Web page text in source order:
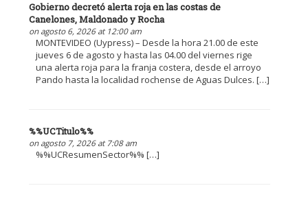
Gobierno decretó alerta roja en las costas de
Canelones, Maldonado y Rocha
on agosto 6, 2026 at 12:00 am
MONTEVIDEO (Uypress) – Desde la hora 21.00 de este
jueves 6 de agosto y hasta las 04.00 del viernes rige
una alerta roja para la franja costera, desde el arroyo
Pando hasta la localidad rochense de Aguas Dulces. […]
%%UCTitulo%%
on agosto 7, 2026 at 7:08 am
%%UCResumenSector%% […]